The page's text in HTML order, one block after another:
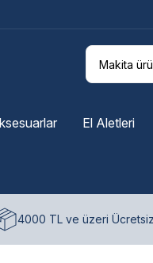
El Aletleri
4000 TL ve üzeri